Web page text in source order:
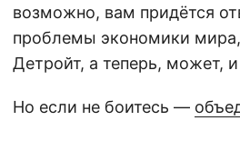
возможно, вам придётся
проблемы экономики
Детройт, а теперь, может,
Но если не боитесь —